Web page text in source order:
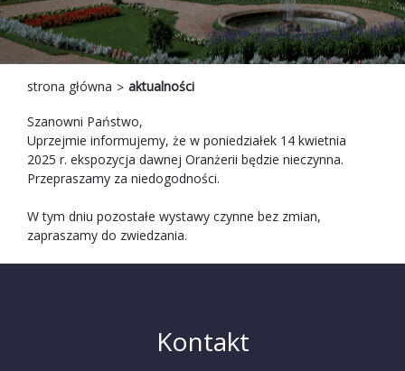
strona główna aktualności
Szanowni Państwo,
Uprzejmie informujemy, że w poniedziałek 14 kwietnia
2025 r. ekspozycja dawnej Oranżerii będzie nieczynna.
Przepraszamy za niedogodności.
W tym dniu pozostałe wystawy czynne bez zmian,
zapraszamy do zwiedzania.
Kontakt